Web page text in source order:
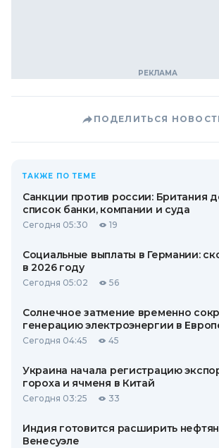
ПОДЕЛИТЬСЯ
ТАКЖЕ ПО ТЕМЕ
Санкции против россии: Британия
список банки, компании и суда
Сегодня 05:30 19
Социальные выплаты в Германии:
в 2026 году
Сегодня 05:02 56
Солнечное затмение временно
генерацию электроэнергии в
Сегодня 04:45 45
Украина начала регистрацию
гороха и ячменя в Китай
Сегодня 03:25 33
Индия готовится расширить
Венесуэле